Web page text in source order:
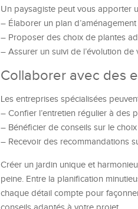
Un paysagiste peut vous apporter
– Élaborer un plan
– Proposer des choix de plantes
– Assurer un suivi de l’évolution de
Collaborer avec des
Les entreprises spécialisées
– Confier l’entretien régulier à des
– Bénéficier de conseils sur le
– Recevoir des recommandations
Créer un jardin unique et
peine. Entre la planification
chaque détail compte pour